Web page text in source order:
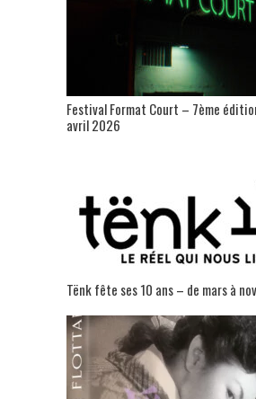
Festival Format Court – 7ème
avril 2026
Tënk fête ses 10 ans – de mars à